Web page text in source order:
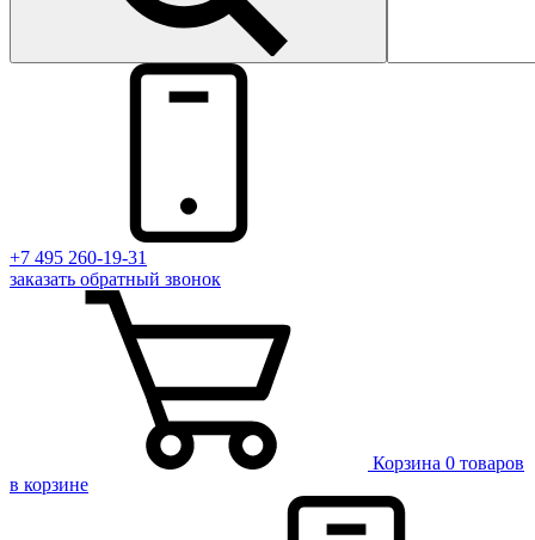
+7 495 260-19-31
заказать обратный звонок
Корзина 0 товаров
в корзине